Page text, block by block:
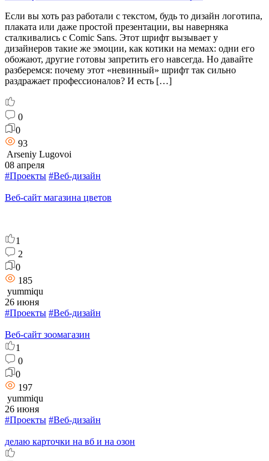
Если вы хоть раз работали с текстом, будь то дизайн логотипа,
плаката или даже простой презентации, вы наверняка
сталкивались с Comic Sans. Этот шрифт вызывает у
дизайнеров такие же эмоции, как котики на мемах: одни его
обожают, другие готовы запретить его навсегда. Но давайте
разберемся: почему этот «невинный» шрифт так сильно
раздражает профессионалов? И есть […]
0
0
93
Arseniy Lugovoi
08 апреля
#Проекты #Веб-дизайн
Веб-сайт магазина цветов
1
2
0
185
yummiqu
26 июня
#Проекты #Веб-дизайн
Веб-сайт зоомагазин
1
0
0
197
yummiqu
26 июня
#Проекты #Веб-дизайн
делаю карточки на вб и на озон